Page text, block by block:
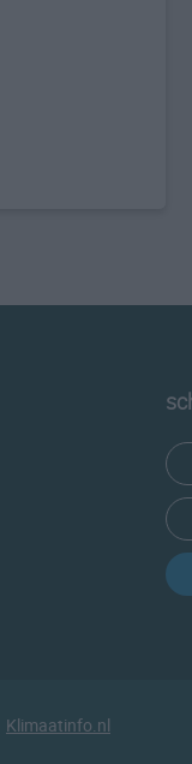
Klimaatinfo.nl